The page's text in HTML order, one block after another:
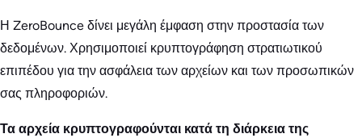
Η ZeroBounce δίνει μεγάλη έμφαση στην προστασία των
δεδομένων. Χρησιμοποιεί κρυπτογράφηση στρατιωτικού
επιπέδου για την ασφάλεια των αρχείων και των προσωπικών
σας πληροφοριών.
Τα αρχεία κρυπτογραφούνται κατά τη διάρκεια της